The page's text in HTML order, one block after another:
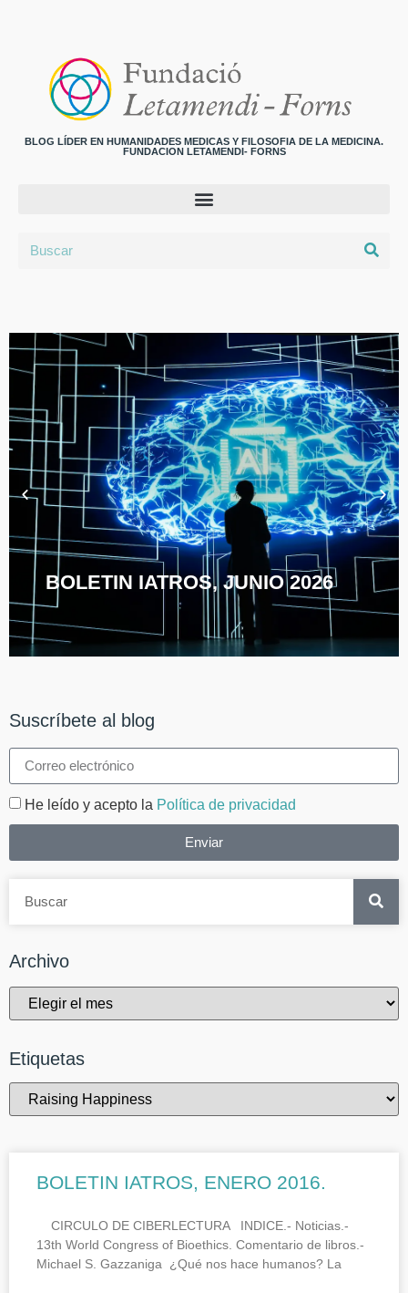
BLOG LÍDER EN HUMANIDADES MEDICAS Y FILOSOFIA DE LA MEDICINA.
FUNDACION LETAMENDI- FORNS
BOLETIN IATROS, JUNIO 2026
Suscríbete al blog
He leído y acepto la Política de privacidad
Enviar
Archivo
Etiquetas
BOLETIN IATROS, ENERO 2016.
CIRCULO DE CIBERLECTURA INDICE.- Noticias.-
13th World Congress of Bioethics. Comentario de libros.-
Michael S. Gazzaniga ¿Qué nos hace humanos? La